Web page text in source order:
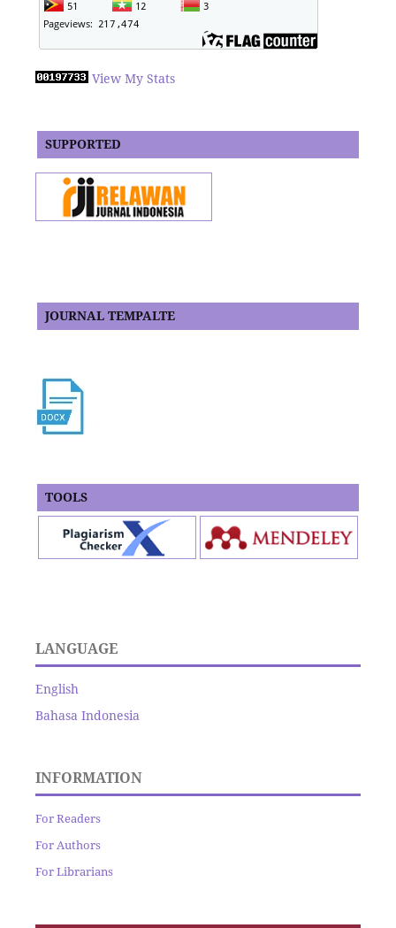
View My Stats
SUPPORTED
JOURNAL TEMPALTE
TOOLS
LANGUAGE
English
Bahasa Indonesia
INFORMATION
For Readers
For Authors
For Librarians